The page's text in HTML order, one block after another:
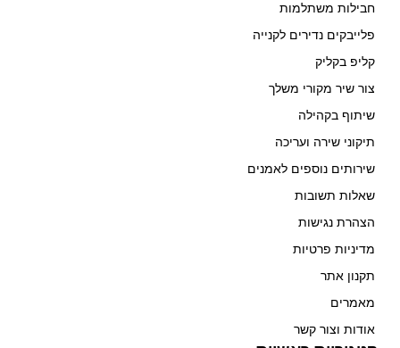
חבילות משתלמות
פלייבקים נדירים לקנייה
קליפ בקליק
צור שיר מקורי משלך
שיתוף בקהילה
תיקוני שירה ועריכה
שירותים נוספים לאמנים
שאלות תשובות
הצהרת נגישות
מדיניות פרטיות
תקנון אתר
מאמרים
אודות וצור קשר